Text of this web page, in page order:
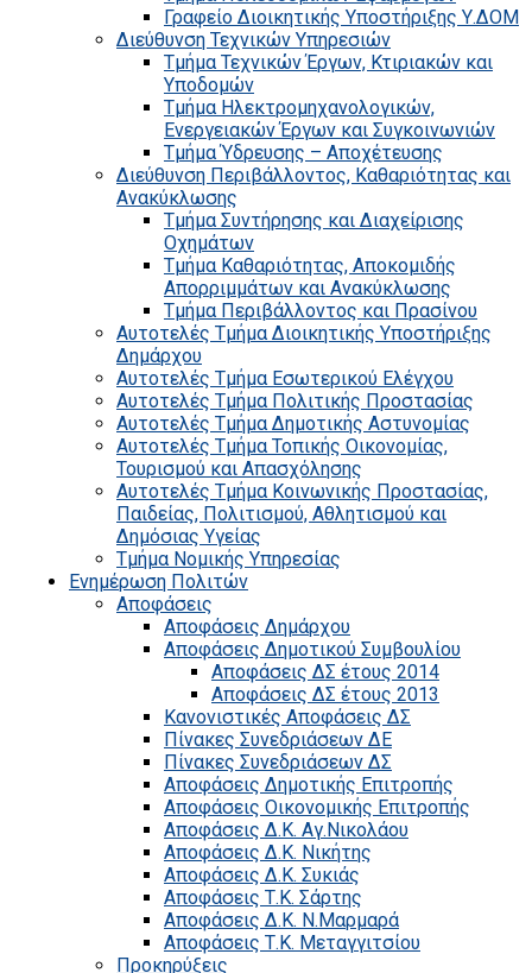
Γραφείο Διοικητικής Υποστήριξης Υ.ΔΟΜ
Διεύθυνση Τεχνικών Υπηρεσιών
Τμήμα Τεχνικών Έργων, Κτιριακών και
Υποδομών
Τμήμα Ηλεκτρομηχανολογικών,
Ενεργειακών Έργων και Συγκοινωνιών
Τμήμα Ύδρευσης – Αποχέτευσης
Διεύθυνση Περιβάλλοντος, Καθαριότητας και
Ανακύκλωσης
Τμήμα Συντήρησης και Διαχείρισης
Οχημάτων
Τμήμα Καθαριότητας, Αποκομιδής
Απορριμμάτων και Ανακύκλωσης
Τμήμα Περιβάλλοντος και Πρασίνου
Αυτοτελές Τμήμα Διοικητικής Υποστήριξης
Δημάρχου
Αυτοτελές Τμήμα Εσωτερικού Ελέγχου
Αυτοτελές Τμήμα Πολιτικής Προστασίας
Αυτοτελές Τμήμα Δημοτικής Αστυνομίας
Αυτοτελές Τμήμα Τοπικής Οικονομίας,
Τουρισμού και Απασχόλησης
Αυτοτελές Τμήμα Κοινωνικής Προστασίας,
Παιδείας, Πολιτισμού, Αθλητισμού και
Δημόσιας Υγείας
Τμήμα Νομικής Υπηρεσίας
Ενημέρωση Πολιτών
Αποφάσεις
Αποφάσεις Δημάρχου
Αποφάσεις Δημοτικού Συμβουλίου
Αποφάσεις ΔΣ έτους 2014
Αποφάσεις ΔΣ έτους 2013
Κανονιστικές Αποφάσεις ΔΣ
Πίνακες Συνεδριάσεων ΔΕ
Πίνακες Συνεδριάσεων ΔΣ
Αποφάσεις Δημοτικής Επιτροπής
Αποφάσεις Οικονομικής Επιτροπής
Αποφάσεις Δ.Κ. Αγ.Νικολάου
Αποφάσεις Δ.Κ. Νικήτης
Αποφάσεις Δ.Κ. Συκιάς
Αποφάσεις Τ.Κ. Σάρτης
Αποφάσεις Δ.Κ. Ν.Μαρμαρά
Αποφάσεις Τ.Κ. Μεταγγιτσίου
Προκηρύξεις